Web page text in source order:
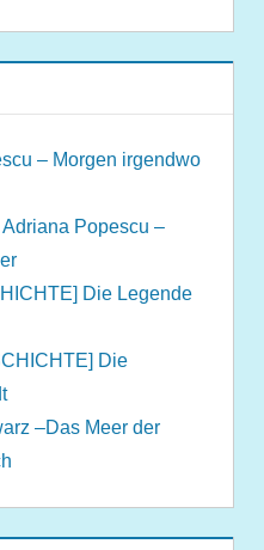
– Morgen irgendwo
Adriana Popescu –
Die Legende
Die
–Das Meer der